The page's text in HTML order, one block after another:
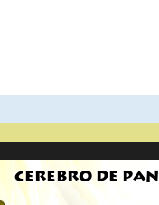
CEREBRO DE PAN